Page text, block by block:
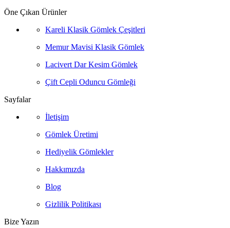
Öne Çıkan Ürünler
Kareli Klasik Gömlek Çeşitleri
Memur Mavisi Klasik Gömlek
Lacivert Dar Kesim Gömlek
Çift Cepli Oduncu Gömleği
Sayfalar
İletişim
Gömlek Üretimi
Hediyelik Gömlekler
Hakkımızda
Blog
Gizlilik Politikası
Bize Yazın